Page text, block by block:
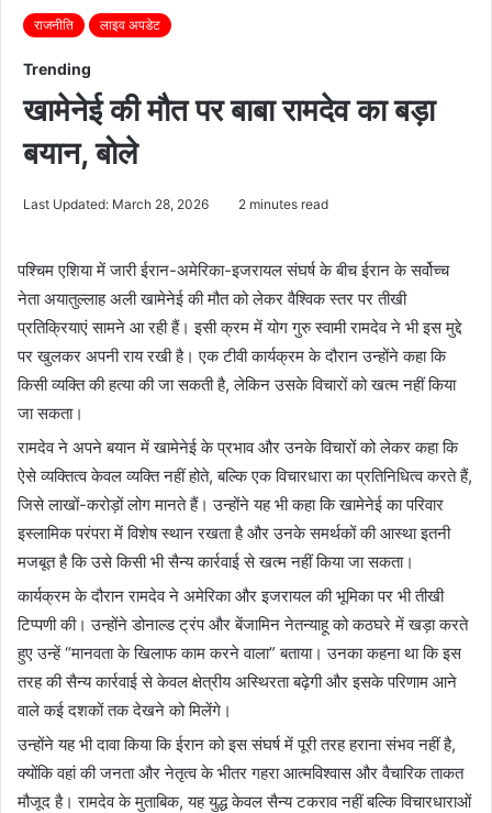
राजनीति लाइव अपडेट
Trending
खामेनेई की मौत पर बाबा रामदेव का बड़ा
बयान, बोले
Last Updated: March 28, 2026 2 minutes read
पश्चिम एशिया में जारी ईरान-अमेरिका-इजरायल संघर्ष के बीच ईरान के सर्वोच्च
नेता अयातुल्लाह अली खामेनेई की मौत को लेकर वैश्विक स्तर पर तीखी
प्रतिक्रियाएं सामने आ रही हैं। इसी क्रम में योग गुरुस्वामी रामदेवने भी इस मुद्दे
पर खुलकर अपनी राय रखी है। एक टीवी कार्यक्रम के दौरान उन्होंने कहा कि
किसी व्यक्ति की हत्या की जा सकती है, लेकिन उसके विचारों को खत्म नहीं किया
जा सकता।
रामदेव ने अपने बयान में खामेनेई के प्रभाव और उनके विचारों को लेकर कहा कि
ऐसे व्यक्तित्व केवल व्यक्ति नहीं होते, बल्कि एक विचारधारा का प्रतिनिधित्व करते हैं,
जिसे लाखों-करोड़ों लोग मानते हैं। उन्होंने यह भी कहा कि खामेनेई का परिवार
इस्लामिक परंपरा में विशेष स्थान रखता है और उनके समर्थकों की आस्था इतनी
मजबूत है कि उसे किसी भी सैन्य कार्रवाई से खत्म नहीं किया जा सकता।
कार्यक्रम के दौरान रामदेव ने अमेरिका और इजरायल की भूमिका पर भी तीखी
टिप्पणी की। उन्होंनेडोनाल्ड ट्रंपऔरबेंजामिन नेतन्याहूको कठघरे में खड़ा करते
हुए उन्हें “मानवता के खिलाफ काम करने वाला” बताया। उनका कहना था कि इस
तरह की सैन्य कार्रवाई से केवल क्षेत्रीय अस्थिरता बढ़ेगी और इसके परिणाम आने
वाले कई दशकों तक देखने को मिलेंगे।
उन्होंने यह भी दावा किया कि ईरान को इस संघर्ष में पूरी तरह हराना संभव नहीं है,
क्योंकि वहां की जनता और नेतृत्व के भीतर गहरा आत्मविश्वास और वैचारिक ताकत
मौजूद है। रामदेव के मुताबिक, यह युद्ध केवल सैन्य टकराव नहीं बल्कि विचारधाराओं